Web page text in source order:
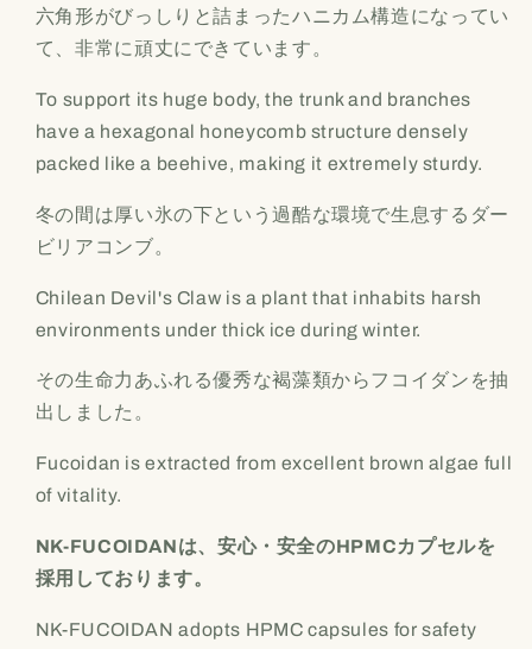
六角形がびっしりと詰まったハニカム構造になってい
て、非常に頑丈にできています。
To support its huge body, the trunk and branches
have a hexagonal honeycomb structure densely
packed like a beehive, making it extremely sturdy.
冬の間は厚い氷の下という過酷な環境で生息するダー
ビリアコンブ。
Chilean Devil's Claw is a plant that inhabits harsh
environments under thick ice during winter.
その生命力あふれる優秀な褐藻類からフコイダンを抽
出しました。
Fucoidan is extracted from excellent brown algae full
of vitality.
NK-FUCOIDANは、安心・安全のHPMCカプセルを
採用しております。
NK-FUCOIDAN adopts HPMC capsules for safety